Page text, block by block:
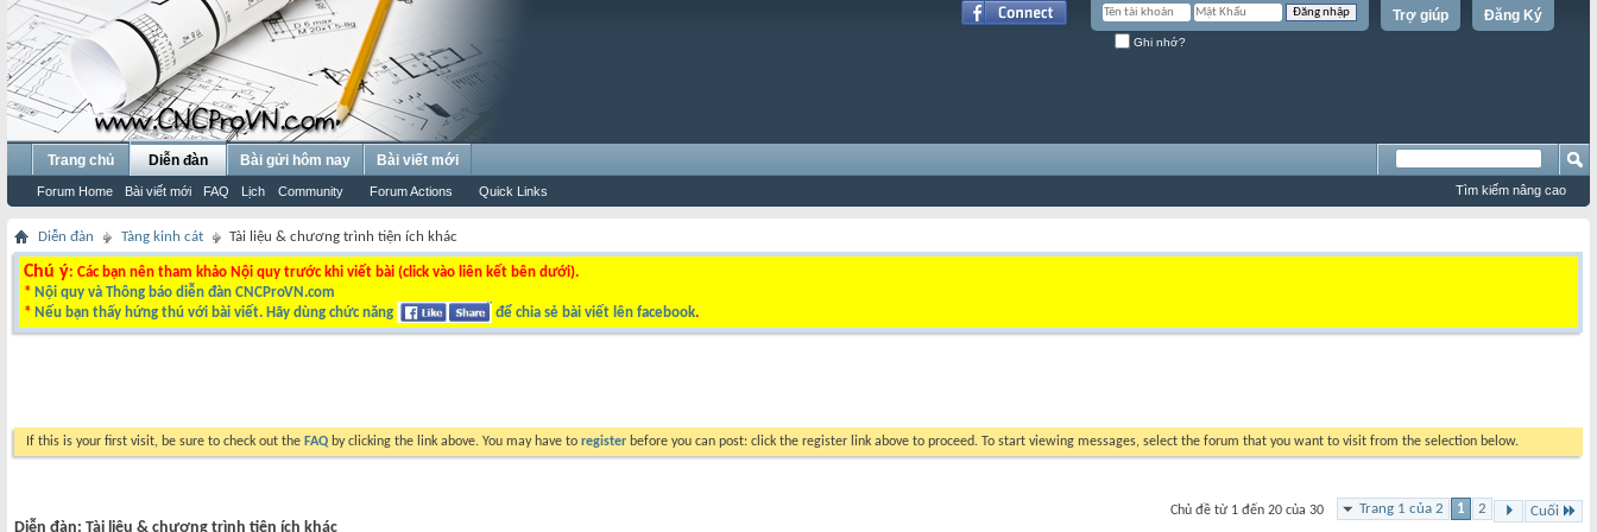
Đăng Ký
Trợ giúp
Ghi nhớ?
Trang chủ Diễn đàn
Forum Home Bài viết mới FAQ Lịch Community Forum Actions Quick Links
Bài gửi hôm nay Bài viết mới
Tìm kiếm nâng cao
Diễn đàn Tàng kinh cát Tài liệu & chương trình tiện ích khác
Chú ý: Các bạn nên tham khảo Nội quy trước khi viết bài (click vào liên kết bên dưới).
* Nội quy và Thông báo diễn đàn CNCProVN.com
* Nếu bạn thấy hứng thú với bài viết. Hãy dùng chức năng để chia sẻ bài viết lên facebook.
If this is your first visit, be sure to check out the FAQ by clicking the link above. You may have to register before you can post: click the register link above to proceed. To start viewing messages, select the forum that you want to visit from the selection below.
Trang 1 của 2 1 2 Cuối
Chủ đề từ 1 đến 20 của 30
Diễn đàn: Tài liệu & chương trình tiện ích khác